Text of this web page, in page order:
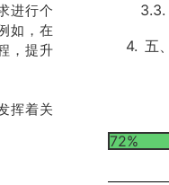
进行个
如，在
，提升
挥着关
72%